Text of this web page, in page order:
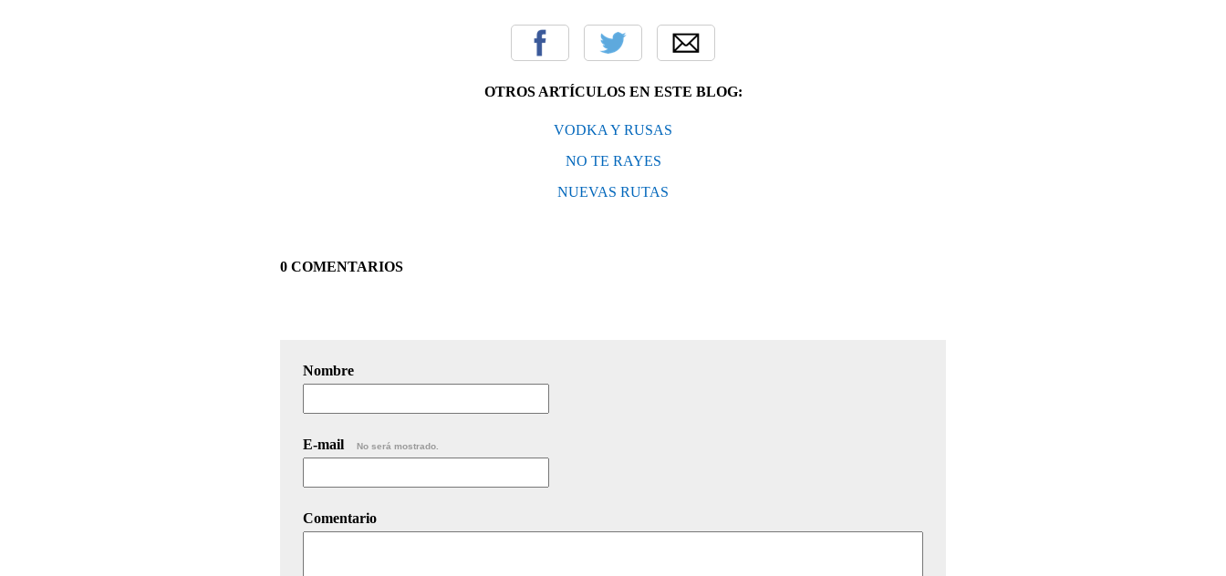
OTROS ARTÍCULOS EN ESTE BLOG:
VODKA Y RUSAS
NO TE RAYES
NUEVAS RUTAS
0 COMENTARIOS
Nombre
E-mail No será mostrado.
Comentario